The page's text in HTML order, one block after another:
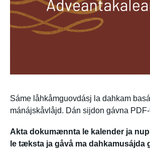
Sáme låhkåmguovdásj la dahkam
mánájskåvlåjd. Dán sijdon gávna
Akta dokumænnta le kalender ja
le tæksta ja gåvå ma dahkamusájda